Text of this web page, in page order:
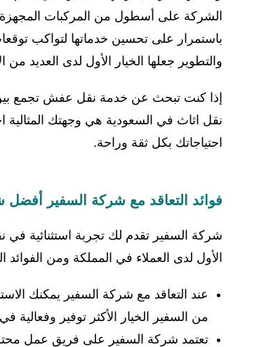
الشركة على أسطول من المركبات
باستمرار على تحسين خدماتها لتواكب توقعات
والتطوير جعلها الخيار الأول لدى العديد
إذا كنت تبحث عن خدمة نقل عفش تجمع
نقل اثاث في السعودية هي وجهتك
احتياجاتك بكل ثقة وراحة.
فوائد التعاقد مع شركة السفير
شركة السفير تقدم لك تجربة استثنائية في
الأول لدى العملاء في المملكة ومن
عند التعاقد مع شركة السفير يمكنك
من السفير الخيار الأكثر توفير
تعتمد شركة السفير على فريق عمل